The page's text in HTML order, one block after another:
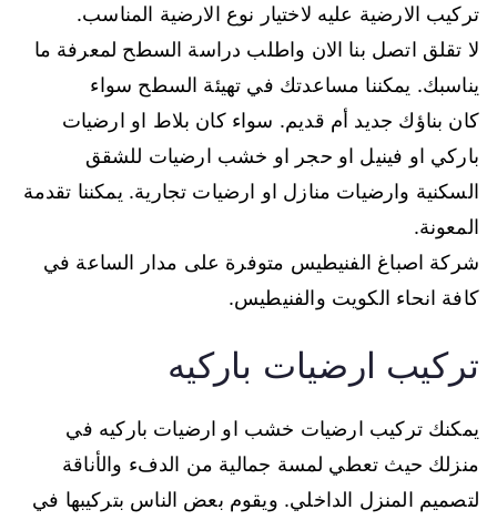
تركيب الارضية عليه لاختيار نوع الارضية المناسب.
لا تقلق اتصل بنا الان واطلب دراسة السطح لمعرفة ما
يناسبك. يمكننا مساعدتك في تهيئة السطح سواء
كان بناؤك جديد أم قديم. سواء كان بلاط او ارضيات
باركي او فينيل او حجر او خشب ارضيات للشقق
السكنية وارضيات منازل او ارضيات تجارية. يمكننا تقدمة
المعونة.
شركة اصباغ الفنيطيس متوفرة على مدار الساعة في
كافة انحاء الكويت والفنيطيس.
تركيب ارضيات باركيه
يمكنك تركيب ارضيات خشب او ارضيات باركيه في
منزلك حيث تعطي لمسة جمالية من الدفء والأناقة
لتصميم المنزل الداخلي. ويقوم بعض الناس بتركيبها في